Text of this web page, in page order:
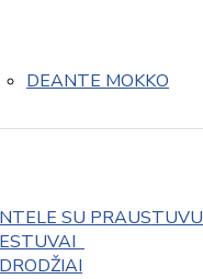
DEANTE MOKKO
SU PRAUSTUVU